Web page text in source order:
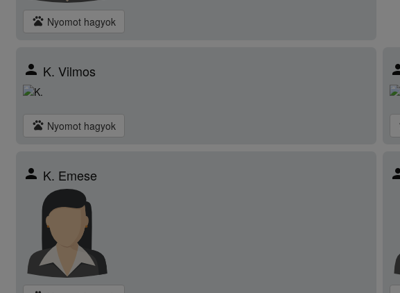
pets Nyomot hagyok
person K. Vilmos
pets Nyomot hagyok
person K. Emese